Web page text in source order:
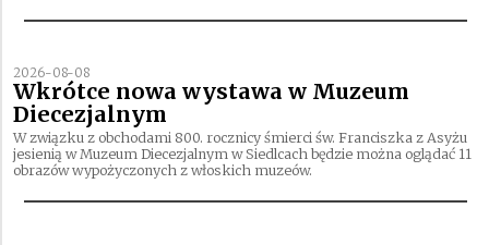
2026-08-08
Wkrótce nowa wystawa w Muzeum
Diecezjalnym
W związku z obchodami 800. rocznicy śmierci św. Franciszka z Asyżu
jesienią w Muzeum Diecezjalnym w Siedlcach będzie można oglądać 11
obrazów wypożyczonych z włoskich muzeów.